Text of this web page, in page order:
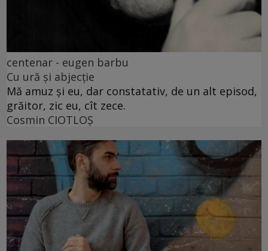
centenar - eugen barbu
Cu ură și abjecție
Mă amuz și eu, dar constatativ, de un alt episod,
grăitor, zic eu, cît zece.
Cosmin CIOTLOŞ